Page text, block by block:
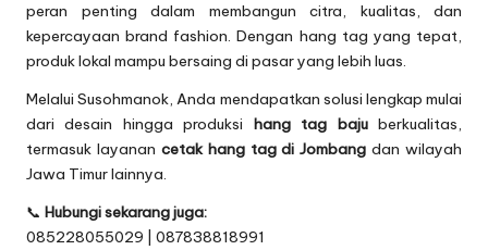
peran penting dalam membangun citra, kualitas, dan
kepercayaan brand fashion. Dengan hang tag yang tepat,
produk lokal mampu bersaing di pasar yang lebih luas.
Melalui Susohmanok, Anda mendapatkan solusi lengkap mulai
dari desain hingga produksi hang tag bajuberkualitas,
termasuk layanan cetak hang tag di Jombang dan wilayah
Jawa Timur lainnya.
📞 Hubungi sekarang juga:
085228055029 | 087838818991